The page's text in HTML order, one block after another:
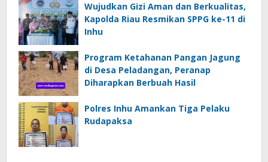
Wujudkan Gizi Aman dan Berkualitas,
Kapolda Riau Resmikan SPPG ke-11 di
Inhu
Program Ketahanan Pangan Jagung
di Desa Peladangan, Peranap
Diharapkan Berbuah Hasil
Polres Inhu Amankan Tiga Pelaku
Rudapaksa